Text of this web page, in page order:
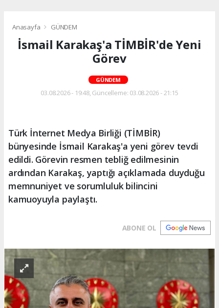
Anasayfa GÜNDEM
İsmail Karakaş'a TİMBİR'de Yeni
Görev
GÜNDEM
03.08.2026 - 19:48, Güncelleme: 03.08.2026 - 21:15
Türk İnternet Medya Birliği (TİMBİR)
bünyesinde İsmail Karakaş'a yeni görev tevdi
edildi. Görevin resmen tebliğ edilmesinin
ardından Karakaş, yaptığı açıklamada duyduğu
memnuniyet ve sorumluluk bilincini
kamuoyuyla paylaştı.
ABONE OL